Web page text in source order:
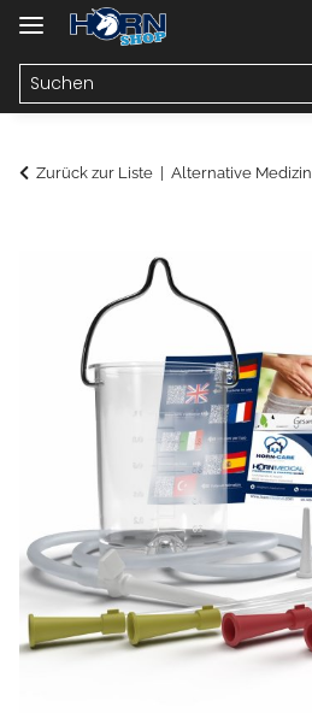
Zurück zur Liste Alternative Medizin